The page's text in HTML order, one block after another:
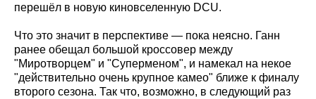
перешёл в новую киновселенную DCU.
Что это значит в перспективе — пока неясно. Ганн
ранее обещал большой кроссовер между
"Миротворцем" и "Суперменом", и намекал на некое
"действительно очень крупное камео" ближе к финалу
второго сезона. Так что, возможно, в следующий раз